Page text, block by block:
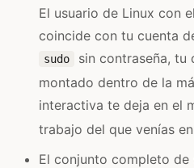
El usuario de Linux con
coincide con tu cuenta
sudo
sin contraseña, tu
montado dentro de la
interactiva te deja en el
trabajo del que venías
El conjunto completo de